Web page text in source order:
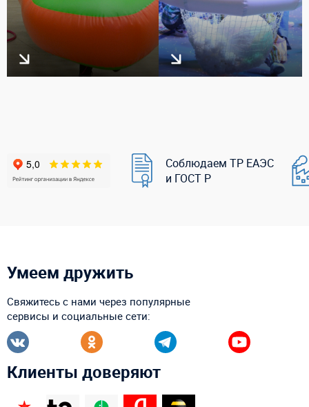
Соблюдаем ТР ЕАЭС
и ГОСТ Р
Умеем дружить
Свяжитесь с нами через популярные
сервисы и социальные сети:
Клиенты доверяют